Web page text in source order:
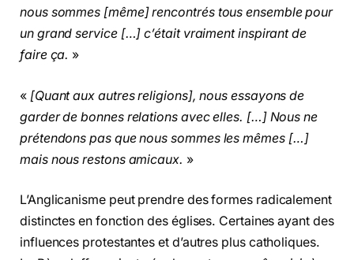
nous sommes [même] rencontrés tous ensemble pour
un grand service […] c’était vraiment inspirant de
faire ça. »
«[Quant aux autres religions], nous essayons de
garder de bonnes relations avec elles. […] Nous ne
prétendons pas que nous sommes les mêmes […]
mais nous restons amicaux. »
L’Anglicanisme peut prendre des formes radicalement
distinctes en fonction des églises. Certaines ayant des
influences protestantes et d’autres plus catholiques.